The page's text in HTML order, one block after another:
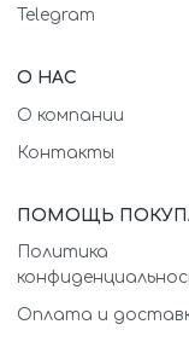
Telegram
О НАС
О компании
Контакты
ПОМОЩЬ
Политика
Оплата и